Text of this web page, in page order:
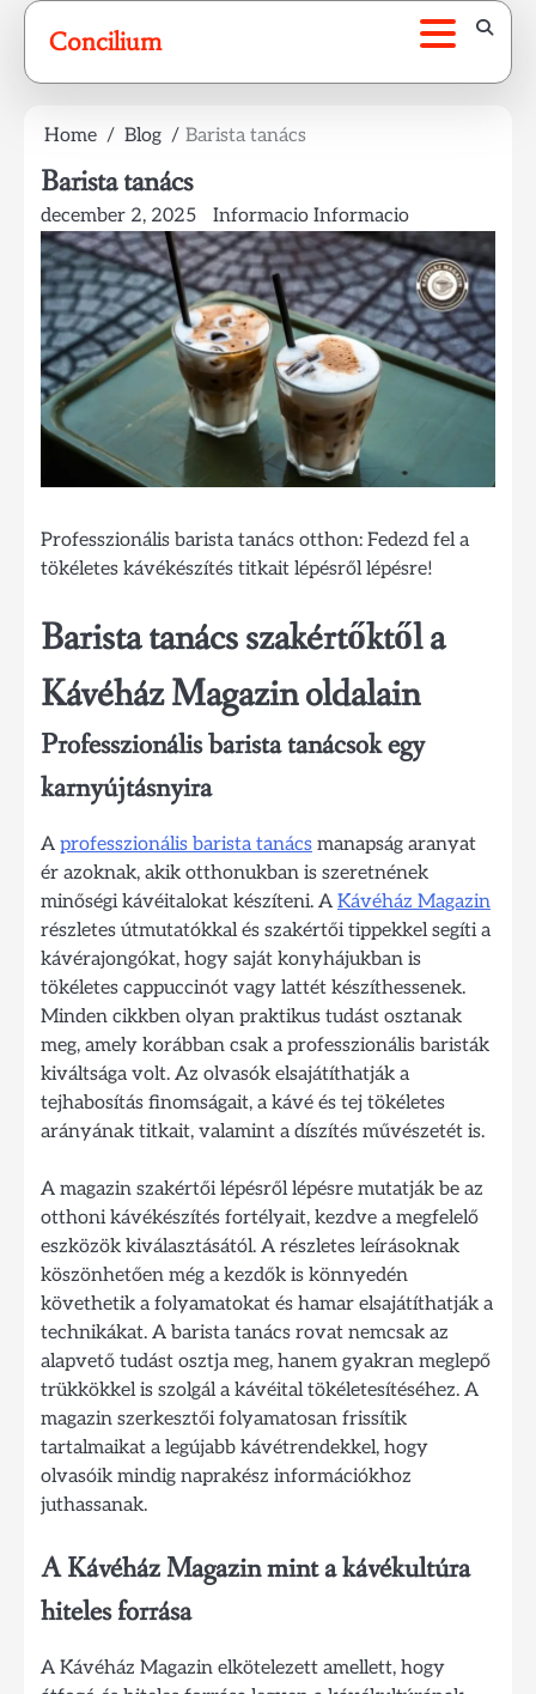
Skip
content
Concilium
Home Blog Barista tanács
Barista tanács
december 2, 2025 Informacio Informacio
Professzionális barista tanács otthon: Fedezd fel a
tökéletes kávékészítés titkait lépésről lépésre!
Barista tanács szakértőktől a
Kávéház Magazin oldalain
Professzionális barista tanácsok egy
karnyújtásnyira
A professzionális barista tanács manapság aranyat
ér azoknak, akik otthonukban is szeretnének
minőségi kávéitalokat készíteni. A Kávéház Magazin
részletes útmutatókkal és szakértői tippekkel segíti a
kávérajongókat, hogy saját konyhájukban is
tökéletes cappuccinót vagy lattét készíthessenek.
Minden cikkben olyan praktikus tudást osztanak
meg, amely korábban csak a professzionális baristák
kiváltsága volt. Az olvasók elsajátíthatják a
tejhabosítás finomságait, a kávé és tej tökéletes
arányának titkait, valamint a díszítés művészetét is.
A magazin szakértői lépésről lépésre mutatják be az
otthoni kávékészítés fortélyait, kezdve a megfelelő
eszközök kiválasztásától. A részletes leírásoknak
köszönhetően még a kezdők is könnyedén
követhetik a folyamatokat és hamar elsajátíthatják a
technikákat. A barista tanács rovat nemcsak az
alapvető tudást osztja meg, hanem gyakran meglepő
trükkökkel is szolgál a kávéital tökéletesítéséhez. A
magazin szerkesztői folyamatosan frissítik
tartalmaikat a legújabb kávétrendekkel, hogy
olvasóik mindig naprakész információkhoz
juthassanak.
A Kávéház Magazin mint a kávékultúra
hiteles forrása
A Kávéház Magazin elkötelezett amellett, hogy